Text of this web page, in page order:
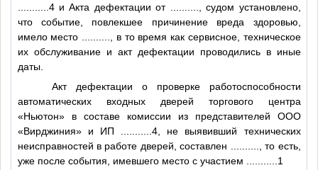
...........4и Акта дефектации от
, судом установлено,
что событие, повлекшее причинение вреда здоровью,
имело место
, в то время как сервисное, техническое
их обслуживание и акт дефектации проводились в иные
даты.
Акт дефектации о проверке работоспособности
автоматических входных дверей торгового центра
«Ньютон» в составе комиссии из представителей ООО
«Вирджиния» и ИП
...........4 , не выявивший технических
неисправностей в работе дверей, составлен
, то есть,
уже после события, имевшего место с участием
...........1